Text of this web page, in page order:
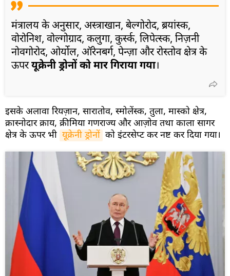
मंत्रालय के अनुसार, अस्त्राखान, बेल्गोरोद, ब्रयांस्क,
वोरोनिश, वोल्गोग्राद, कलुगा, कुर्स्क, लिपेत्स्क, निज़नी
नोवगोरोद, ओर्योल, ऑरेनबर्ग, पेन्ज़ा और रोस्तोव क्षेत्र के
ऊपरयूक्रेनी ड्रोनों को मार गिराया गया।
इसके अलावा रियज़ान, सारातोव, स्मोलेंस्क, तुला, मास्को क्षेत्र,
क्रास्नोदार क्राय, क्रीमिया गणराज्य और आज़ोव तथा काला सागर
क्षेत्र के ऊपर भी यूक्रेनी ड्रोनों को इंटरसेप्ट कर नष्ट कर दिया गया।